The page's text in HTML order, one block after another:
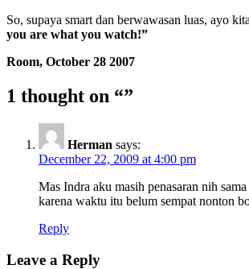
So, supaya smart dan berwawasan luas, ayo
you are what you watch!”
Room, October 28 2007
1 thought on “”
Herman says:
December 22, 2009 at 4:00 pm
Mas Indra aku masih penasaran nih
karena waktu itu belum sempat nonton
Reply
Leave a Reply